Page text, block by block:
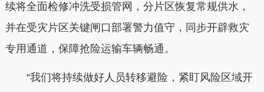
续将全面检修冲洗受损管网，分片区恢复常规供水，
并在受灾片区关键闸口部署警力值守，同步开辟救灾
专用通道，保障抢险运输车辆畅通。
“我们将持续做好人员转移避险，紧盯风险区域开